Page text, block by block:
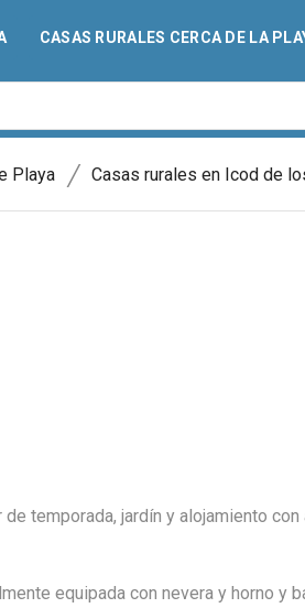
CASAS RURALES CERCA DE LA
Playa / Casas rurales en Icod de
temporada, jardín y alojamiento
equipada con nevera y horno y